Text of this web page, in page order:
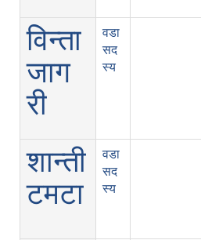
विन्ता
जाग
री
वडा
सद
स्य
शान्ती
टमटा
वडा
सद
स्य